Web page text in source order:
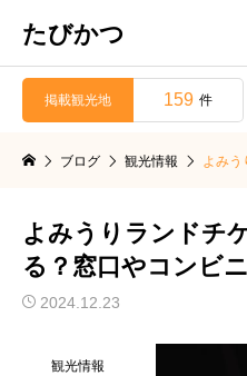
たびかつ
掲載観光地 159 件
ブログ 観光情報 よみ
よみうりランドチ
る？窓口やコンビ
2024.12.23
観光情報